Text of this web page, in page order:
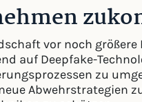
vor noch größere
auf Deepfake-
zu
Abwehrstrategien